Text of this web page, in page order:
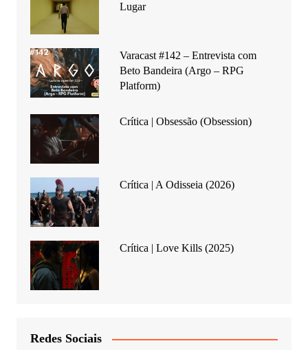
Lugar
Varacast #142 – Entrevista com
Beto Bandeira (Argo – RPG
Platform)
Crítica | Obsessão (Obsession)
Crítica | A Odisseia (2026)
Crítica | Love Kills (2025)
Redes Sociais